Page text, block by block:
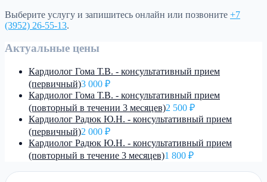
Выберите услугу и запишитесь онлайн или позвоните +7
(3952) 26-55-13.
Актуальные цены
Кардиолог Гома Т.В. - консультативный прием
(первичный)3 000 ₽
Кардиолог Гома Т.В. - консультативный прием
(повторный в течении 3 месяцев)2 500 ₽
Кардиолог Радюк Ю.Н. - консультативный прием
(первичный)2 000 ₽
Кардиолог Радюк Ю.Н. - консультативный прием
(повторный в течение 3 месяцев)1 800 ₽